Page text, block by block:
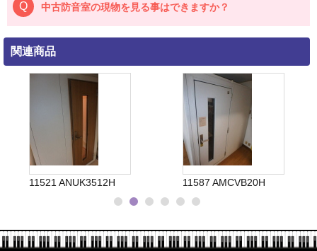
中古防音室の現物を見る事はできますか？
関連商品
11521 ANUK3512H 11587 AMCVB20H